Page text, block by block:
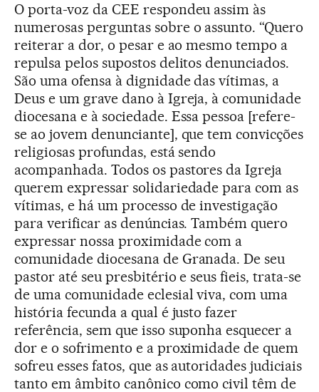
O porta-voz da CEE respondeu assim às
numerosas perguntas sobre o assunto. “Quero
reiterar a dor, o pesar e ao mesmo tempo a
repulsa pelos supostos delitos denunciados.
São uma ofensa à dignidade das vítimas, a
Deus e um grave dano à Igreja, à comunidade
diocesana e à sociedade. Essa pessoa [refere-
se ao jovem denunciante], que tem convicções
religiosas profundas, está sendo
acompanhada. Todos os pastores da Igreja
querem expressar solidariedade para com as
vítimas, e há um processo de investigação
para verificar as denúncias. Também quero
expressar nossa proximidade com a
comunidade diocesana de Granada. De seu
pastor até seu presbitério e seus fieis, trata-se
de uma comunidade eclesial viva, com uma
história fecunda a qual é justo fazer
referência, sem que isso suponha esquecer a
dor e o sofrimento e a proximidade de quem
sofreu esses fatos, que as autoridades judiciais
tanto em âmbito canônico como civil têm de